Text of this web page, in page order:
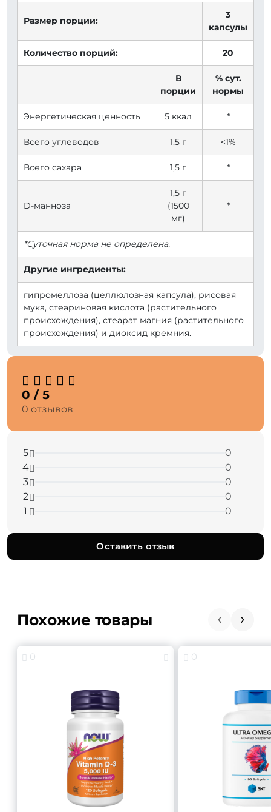
Размер порции:
3
капсулы
Количество порций: 20
В
порции
% сут.
нормы
Энергетическая ценность 5 ккал *
Всего углеводов 1,5 г <1%
Всего сахара 1,5 г *
D-манноза
1,5 г
(1500
мг)
*
*Суточная норма не определена.
Другие ингредиенты:
гипромеллоза (целлюлозная капсула), рисовая
мука, стеариновая кислота (растительного
происхождения), стеарат магния (растительного
происхождения) и диоксид кремния.
0 / 5
0 отзывов
5
0
4
0
3
0
2
0
1
0
Оставить отзыв
Похожие товары
0 0